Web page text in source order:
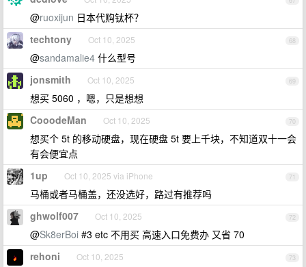
@ruoxijun 日本代购钛杯？
68
techtony Oct 10, 2025
@sandamalie4 什么型号
69
jonsmith Oct 10, 2025
想买 5060 ，嗯，只是想想
70
CooodeMan Oct 10, 2025
想买个 5t 的移动硬盘，现在硬盘 5t 要上千块，不知道双十一会
有会便宜点
71
1up Oct 10, 2025 via iPhone
马桶或者马桶盖，还没选好，路过有推荐吗
72
ghwolf007 Oct 10, 2025
@Sk8erBoi #3 etc 不用买 高速入口免费办 又省 70
73
rehoni Oct 10, 2025